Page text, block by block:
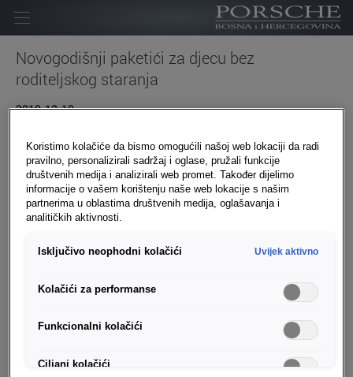
Početna
Kompanija
Homologacija
Novosti
Kontakt
Karijera
Novogodišnji paketići za djecu bez
roditeljskog staranja
2019-12-19
19.12.2019 - U povodu dolazećih Novogodišnjih praznika,
predstavnici kompanija Porsche BH i Porsche Sarajevo posjetili
su JU Dječiji dom Bjelave, te su djeci bez roditeljskog staranja
uručili Novogodišnje paketiće.
Koristimo kolačiće da bismo omogućili našoj web lokaciji da radi
pravilno, personalizirali sadržaj i oglase, pružali funkcije
društvenih medija i analizirali web promet. Također dijelimo
informacije o vašem korištenju naše web lokacije s našim
partnerima u oblastima društvenih medija, oglašavanja i
analitičkih aktivnosti.
Isključivo neophodni kolačići Uvijek aktivno
Kolačići za performanse
Funkcionalni kolačići
Ciljani kolačići